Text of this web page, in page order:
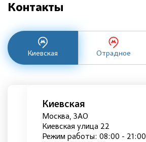
Контакты
Киевская Отрадное
Киевская
Москва, ЗАО
Киевская улица 22
Режим работы: 08:00 - 21:00